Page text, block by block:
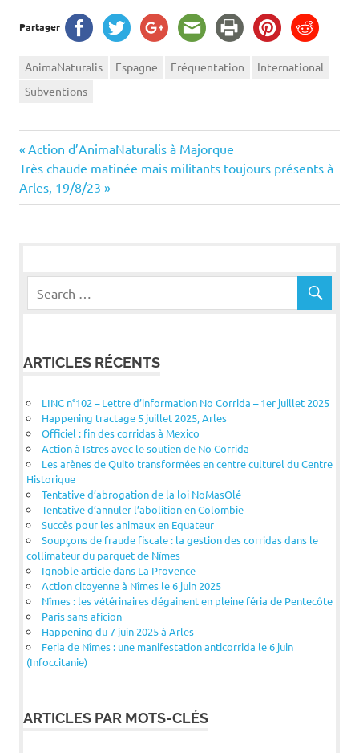
Partager
AnimaNaturalis Espagne Fréquentation
International
Subventions
Navigation
de
Previous
Post:
Action d’AnimaNaturalis à Majorque
Next
Post:
Très chaude matinée mais militants toujours présents à
Arles, 19/8/23
ARTICLES RÉCENTS
LINC n°102 – Lettre d’information No Corrida – 1er juillet 2025
Happening tractage 5 juillet 2025, Arles
Officiel : fin des corridas à Mexico
Action à Istres avec le soutien de No Corrida
Les arènes de Quito transformées en centre culturel du Centre
Historique
Tentative d’abrogation de la loi NoMasOlé
Tentative d’annuler l’abolition en Colombie
Succès pour les animaux en Equateur
Soupçons de fraude fiscale : la gestion des corridas dans le
collimateur du parquet de Nîmes
Ignoble article dans La Provence
Action citoyenne à Nîmes le 6 juin 2025
Nîmes : les vétérinaires dégainent en pleine féria de Pentecôte
Paris sans aficion
Happening du 7 juin 2025 à Arles
Feria de Nîmes : une manifestation anticorrida le 6 juin
(Infoccitanie)
ARTICLES PAR MOTS-CLÉS